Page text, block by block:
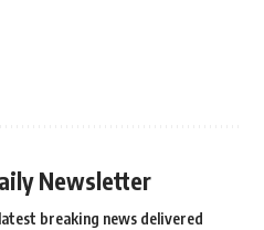
Newsletter
breaking news delivered